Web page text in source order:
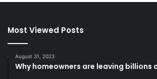
Most Viewed Posts
August 31, 2023
Why homeowners are leaving billions